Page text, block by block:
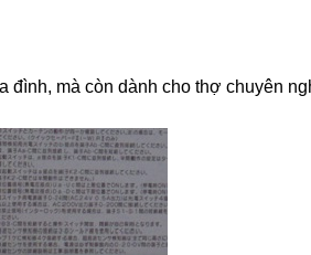
đình, mà còn dành cho thợ chuyên